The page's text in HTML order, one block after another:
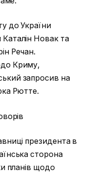
до України
Новак та
Речан.
Криму,
запросив на
Рютте.
президента в
сторона
планів щодо